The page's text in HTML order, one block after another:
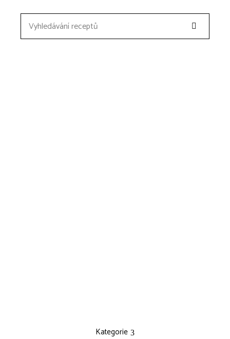
receptů:
Search
Kategorie